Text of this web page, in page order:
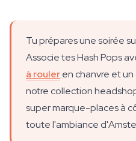
Tu prépares une soirée
Associe tes Hash Pops
à rouleren chanvre et
notre collection
super marque-places à
toute l'ambiance